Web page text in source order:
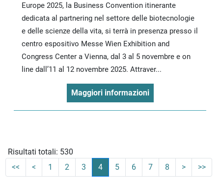
Europe 2025, la Business Convention itinerante
dedicata al partnering nel settore delle biotecnologie
e delle scienze della vita, si terrà in presenza presso il
centro espositivo Messe Wien Exhibition and
Congress Center a Vienna, dal 3 al 5 novembre e on
line dall’11 al 12 novembre 2025. Attraver...
Maggiori informazioni
Risultati totali: 530
<<
< 1 2 3 4 5 6 7 8 > >>